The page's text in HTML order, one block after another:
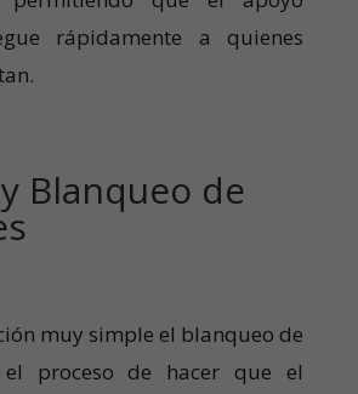
rápidamente a quienes
Blanqueo de
muy simple el blanqueo de
proceso de hacer que el